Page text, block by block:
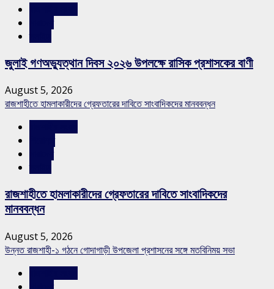
জুলাই গণঅভ্যুত্থান দিবস ২০২৬ উপলক্ষে রাসিক প্রশাসকের বাণী
August 5, 2026
রাজশাহীতে হামলাকারীদের গ্রেফতারের দাবিতে সাংবাদিকদের মানববন্ধন
রাজশাহীতে হামলাকারীদের গ্রেফতারের দাবিতে সাংবাদিকদের
মানববন্ধন
August 5, 2026
উন্নত রাজশাহী-১ গঠনে গোদাগাড়ী উপজেলা প্রশাসনের সঙ্গে মতবিনিময় সভা